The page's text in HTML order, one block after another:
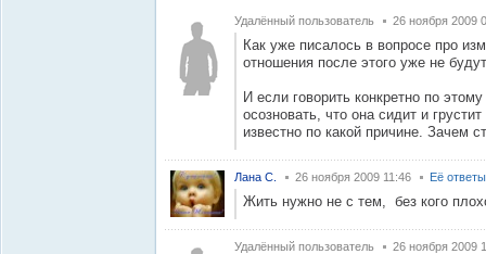
Удалённый пользователь 26 ноября 2009
Как уже писалось в вопросе про
отношения после этого уже не
И если говорить конкретно по
осозновать, что она сидит и
известно по какой причине. Зачем
Лана С. 26 ноября 2009 11:46 Её ответы
Жить нужно не с тем, без кого
Удалённый пользователь 26 ноября 2009